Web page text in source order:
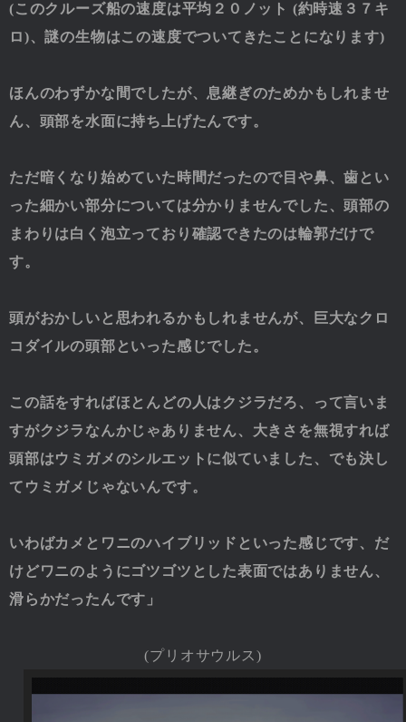
(このクルーズ船の速度は平均２０ノット (約時速３７キ
ロ)、謎の生物はこの速度でついてきたことになります)
ほんのわずかな間でしたが、息継ぎのためかもしれませ
ん、頭部を水面に持ち上げたんです。
ただ暗くなり始めていた時間だったので目や鼻、歯とい
った細かい部分については分かりませんでした、頭部の
まわりは白く泡立っており確認できたのは輪郭だけで
す。
頭がおかしいと思われるかもしれませんが、巨大なクロ
コダイルの頭部といった感じでした。
この話をすればほとんどの人はクジラだろ、って言いま
すがクジラなんかじゃありません、大きさを無視すれば
頭部はウミガメのシルエットに似ていました、でも決し
てウミガメじゃないんです。
いわばカメとワニのハイブリッドといった感じです、だ
けどワニのようにゴツゴツとした表面ではありません、
滑らかだったんです」
(プリオサウルス)